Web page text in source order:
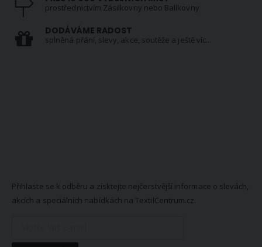
prostřednictvím Zásilkovny nebo Balíkovny
DODÁVÁME RADOST
splněná přání, slevy, akce, soutěže a ještě víc...
Přihlaste se k odběru a získtejte nejčerstvější informace o slevách,
akcích a speciálních nabídkách na TextilCentrum.cz.